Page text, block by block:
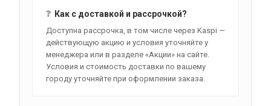
❓ Как с доставкой и рассрочкой?
Доступна рассрочка, в том числе через Kaspi —
действующую акцию и условия уточняйте у
менеджера или в разделе «Акции» на сайте.
Условия и стоимость доставки по вашему
городу уточняйте при оформлении заказа.